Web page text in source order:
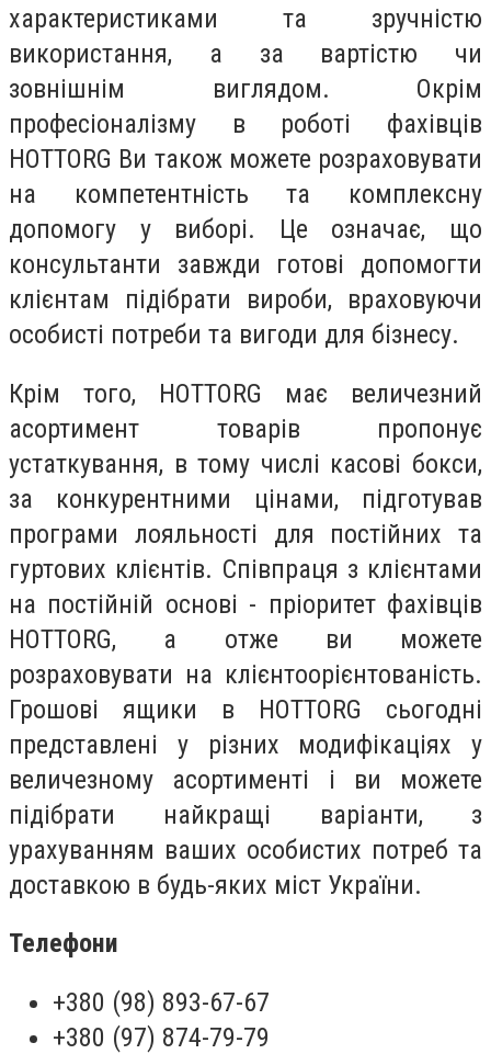
характеристиками та зручністю
використання, а за вартістю чи
зовнішнім виглядом. Окрім
професіоналізму в роботі фахівців
HOTTORG Ви також можете розраховувати
на компетентність та комплексну
допомогу у виборі. Це означає, що
консультанти завжди готові допомогти
клієнтам підібрати вироби, враховуючи
особисті потреби та вигоди для бізнесу.
Крім того, HOTTORG має величезний
асортимент товарів пропонує
устаткування, в тому числі касові бокси,
за конкурентними цінами, підготував
програми лояльності для постійних та
гуртових клієнтів. Співпраця з клієнтами
на постійній основі - пріоритет фахівців
HOTTORG, а отже ви можете
розраховувати на клієнтоорієнтованість.
Грошові ящики в HOTTORG сьогодні
представлені у різних модифікаціях у
величезному асортименті і ви можете
підібрати найкращі варіанти, з
урахуванням ваших особистих потреб та
доставкою в будь-яких міст України.
Телефони
+380 (98) 893-67-67
+380 (97) 874-79-79